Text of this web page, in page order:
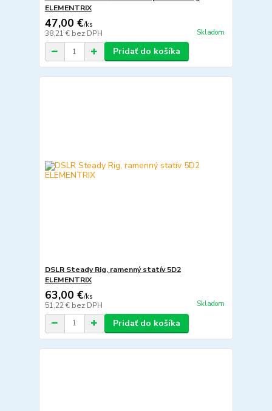
ELEMENTRIX
47,00 €/ks
38,21 € bez DPH Skladom
Pridať do košíka
DSLR Steady Rig, ramenný statív 5D2
ELEMENTRIX
63,00 €/ks
51,22 € bez DPH Skladom
Pridať do košíka